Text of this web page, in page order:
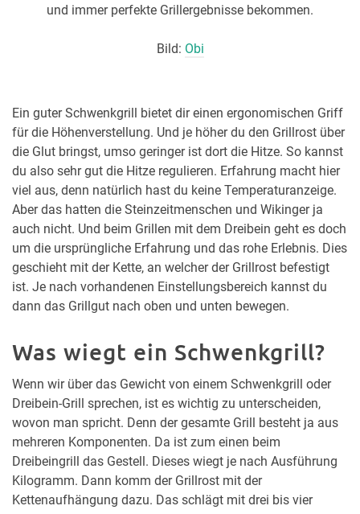
und immer perfekte Grillergebnisse bekommen.
Bild: Obi
Ein guter Schwenkgrill bietet dir einen ergonomischen Griff
für die Höhenverstellung. Und je höher du den Grillrost über
die Glut bringst, umso geringer ist dort die Hitze. So kannst
du also sehr gut die Hitze regulieren. Erfahrung macht hier
viel aus, denn natürlich hast du keine Temperaturanzeige.
Aber das hatten die Steinzeitmenschen und Wikinger ja
auch nicht. Und beim Grillen mit dem Dreibein geht es doch
um die ursprüngliche Erfahrung und das rohe Erlebnis. Dies
geschieht mit der Kette, an welcher der Grillrost befestigt
ist. Je nach vorhandenen Einstellungsbereich kannst du
dann das Grillgut nach oben und unten bewegen.
Was wiegt ein Schwenkgrill?
Wenn wir über das Gewicht von einem Schwenkgrill oder
Dreibein-Grill sprechen, ist es wichtig zu unterscheiden,
wovon man spricht. Denn der gesamte Grill besteht ja aus
mehreren Komponenten. Da ist zum einen beim
Dreibeingrill das Gestell. Dieses wiegt je nach Ausführung
Kilogramm. Dann komm der Grillrost mit der
Kettenaufhängung dazu. Das schlägt mit drei bis vier